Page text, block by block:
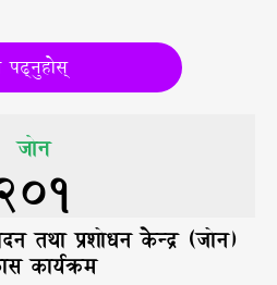
जोन
तथा प्रशोधन केन्द्र (जोन)
कार्यक्रम